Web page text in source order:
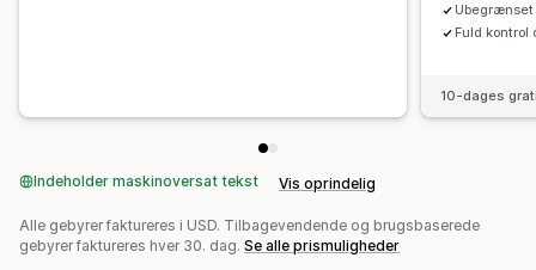
Fuld kontrol
10-dages
Indeholder maskinoversat tekst Vis oprindelig
Alle gebyrer faktureres i USD. Tilbagevendende og brugsbaserede
gebyrer faktureres hver 30. dag. Se alle prismuligheder